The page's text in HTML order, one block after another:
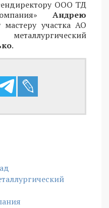
ООО ТД
Андрею
участка АО
.